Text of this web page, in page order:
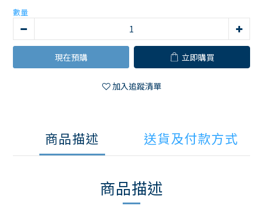
數量
現在預購 立即購買
加入追蹤清單
商品描述 送貨及付款方式
商品描述